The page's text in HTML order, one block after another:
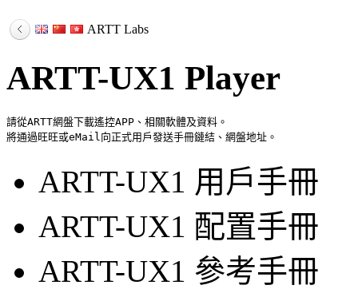
ARTT Labs
ARTT-UX1 Player
請從ARTT網盤下載遙控APP、相關軟體及資料。
ARTT-UX1 用戶手冊
ARTT-UX1 配置手冊
ARTT-UX1 參考手冊